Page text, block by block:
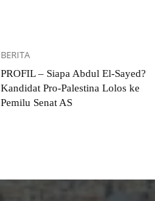
BERITA
PROFIL – Siapa Abdul El-Sayed?
Kandidat Pro-Palestina Lolos ke
Pemilu Senat AS